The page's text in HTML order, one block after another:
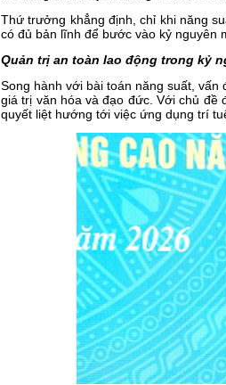
Thứ trưởng khẳng định, chỉ khi năng
có đủ bản lĩnh để bước vào kỷ nguyên
Quản trị an toàn lao động trong kỷ
Song hành với bài toán năng suất,
giá trị văn hóa và đạo đức. Với chủ đề
quyết liệt hướng tới việc ứng dụng trí